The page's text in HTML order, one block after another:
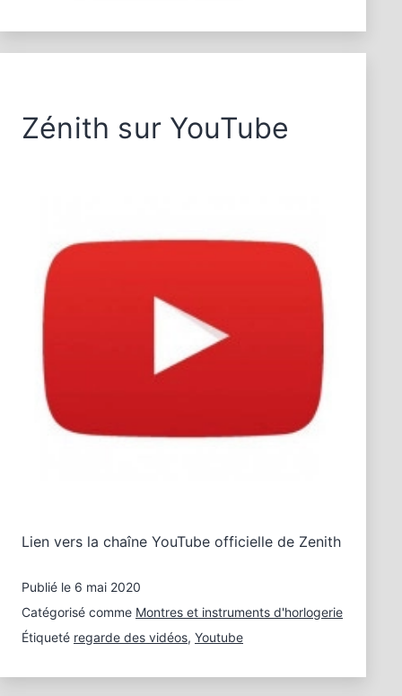
Zénith sur YouTube
Lien vers la chaîne YouTube officielle de Zenith
Publié le 6 mai 2020
Catégorisé comme Montres et instruments d'horlogerie
Étiqueté regarde des vidéos, Youtube